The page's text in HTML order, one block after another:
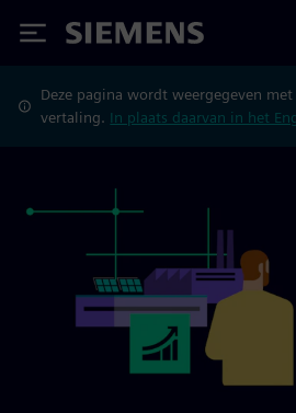
Siemens
Deze pagina wordt weergegeven
vertaling. In plaats daarvan in het